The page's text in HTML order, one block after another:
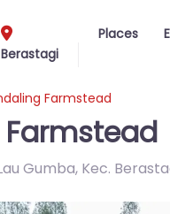
Berastagi
Places
Farmstead
Gumba, Kec.